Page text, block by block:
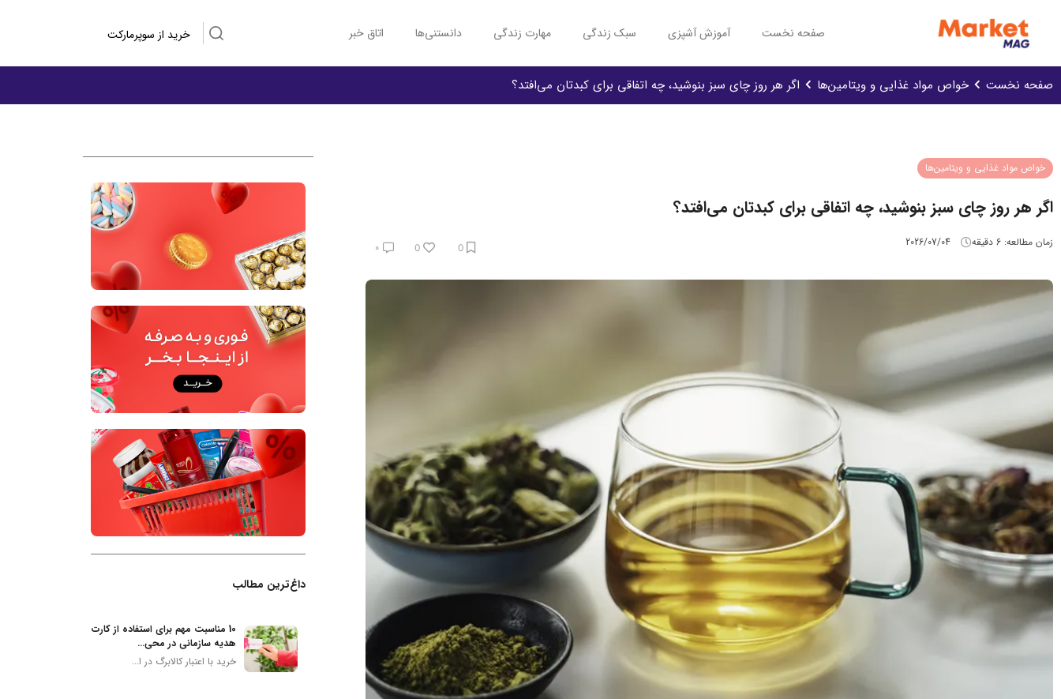
صفحه نخست آموزش آشپزی سبک زندگی مهارت زندگی دانستنی‌ها اتاق خبر خرید از سوپرمارکت
صفحه نخست خواص مواد غذایی و ویتامین‌ها اگر هر روز چای سبز بنوشید، چه اتفاقی برای کبدتان می‌افتد؟
خواص مواد غذایی و ویتامین‌ها
اگر هر روز چای سبز بنوشید، چه اتفاقی برای کبدتان می‌افتد؟
زمان مطالعه: 6 دقیقه 2026/07/04
0
0 ۰
داغ‌ترین مطالب
10 مناسبت مهم برای استفاده از کارت
هدیه سازمانی در محی...
خرید با اعتبار کالابرگ در ا...